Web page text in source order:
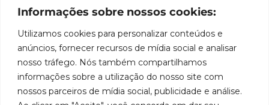
Informações sobre nossos cookies:
Utilizamos cookies para personalizar conteúdos e
anúncios, fornecer recursos de mídia social e analisar
nosso tráfego. Nós também compartilhamos
informações sobre a utilização do nosso site com
nossos parceiros de mídia social, publicidade e análise.
Marca
líder
em
fabricação
de
Políticas
Privacidade
Políticas
de
Cookies
Institucional
A Bozza
Produtos
Soluções
Assistências
Técnicas
Localização
Rua
Fale
Conosco
SAC: 0800
019 5050
Redes
Facebook
LinkedIn